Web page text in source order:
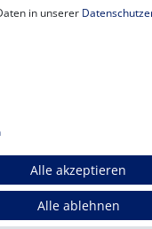
dass ich die
kann ich jederzeit widerrufen.**
Abonnieren
** Hierbei handelt
vorbehalten.
in unserer
Alle akzeptieren
Alle ablehnen